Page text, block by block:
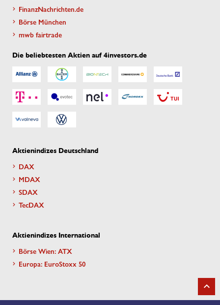
FinanzNachrichten.de
Börse München
mwb fairtrade
Die beliebtesten Aktien auf 4investors.de
Aktienindizes Deutschland
DAX
MDAX
SDAX
TecDAX
Aktienindizes International
Börse Wien: ATX
Europa: EuroStoxx 50